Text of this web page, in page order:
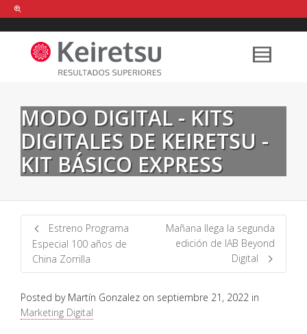
Help me Dante! I'm looking for new
shirts in a size medium
that cost
between £ . Show me all the
FIND MY ITEMS!
MODO DIGITAL - KITS
DIGITALES DE KEIRETSU -
KIT BÁSICO EXPRESS
Estreno Programa
Especial 100 años de
China Zorrilla
Mañana llega la segunda
edición de IAB Beyond
Digital
Posted by Martín Gonzalez on septiembre 21, 2022 in
Marketing Digital